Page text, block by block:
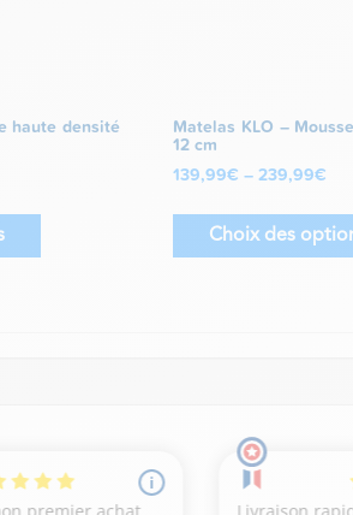
haute densité Matelas KLO –
12 cm
139,99€ –239,99€
Choix des